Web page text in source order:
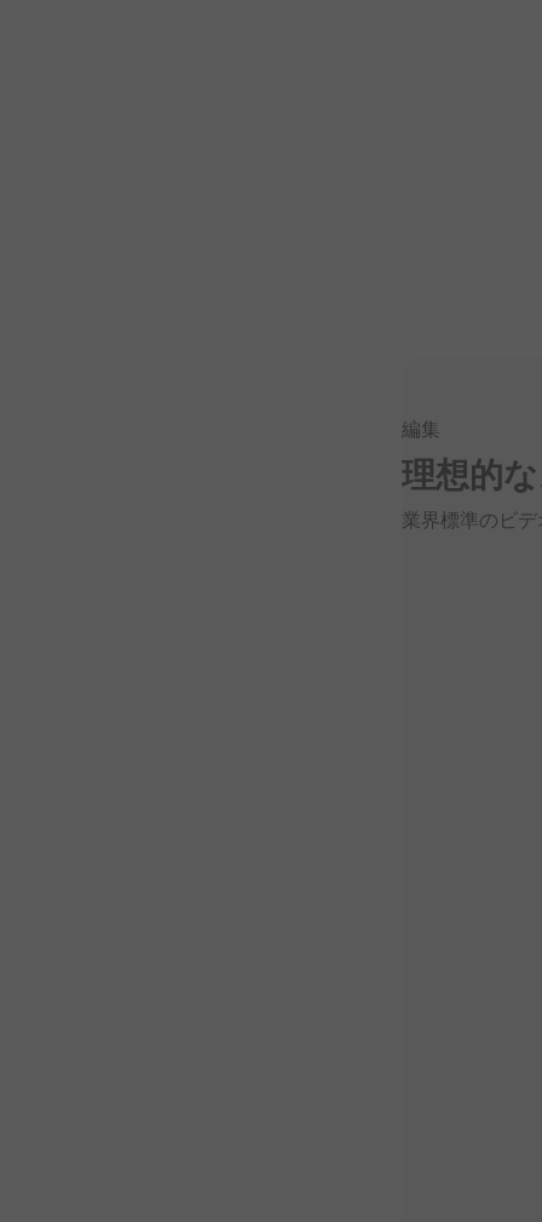
編集
理想的な
業界標準の ビデ